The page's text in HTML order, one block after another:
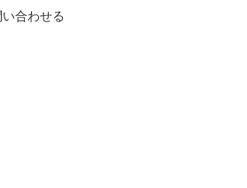
合わせる